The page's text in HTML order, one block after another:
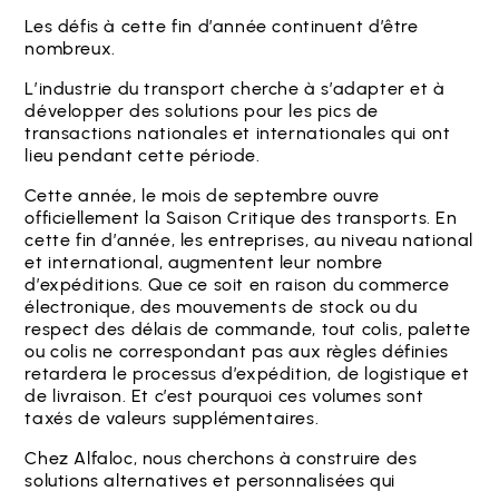
Les défis à cette fin d’année continuent d’être
nombreux.
L’industrie du transport cherche à s’adapter et à
développer des solutions pour les pics de
transactions nationales et internationales qui ont
lieu pendant cette période.
Cette année, le mois de septembre ouvre
officiellement la Saison Critique des transports. En
cette fin d’année, les entreprises, au niveau national
et international, augmentent leur nombre
d’expéditions. Que ce soit en raison du commerce
électronique, des mouvements de stock ou du
respect des délais de commande, tout colis, palette
ou colis ne correspondant pas aux règles définies
retardera le processus d’expédition, de logistique et
de livraison. Et c’est pourquoi ces volumes sont
taxés de valeurs supplémentaires.
Chez Alfaloc, nous cherchons à construire des
solutions alternatives et personnalisées qui